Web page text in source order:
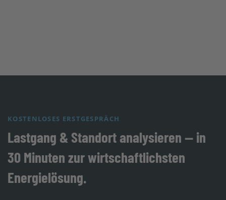
KOSTENLOSES ERSTGESPRÄCH
Lastgang & Standort analysieren — in
30 Minuten zur wirtschaftlichsten
Energielösung.